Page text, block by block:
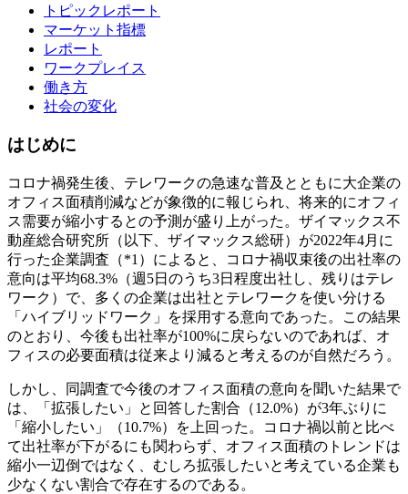
トピックレポート
マーケット指標
レポート
ワークプレイス
働き方
社会の変化
はじめに
コロナ禍発生後、テレワークの急速な普及とともに大企業の
オフィス面積削減などが象徴的に報じられ、将来的にオフィ
ス需要が縮小するとの予測が盛り上がった。ザイマックス不
動産総合研究所（以下、ザイマックス総研）が2022年4月に
行った企業調査（*1）によると、コロナ禍収束後の出社率の
意向は平均68.3%（週5日のうち3日程度出社し、残りはテレ
ワーク）で、多くの企業は出社とテレワークを使い分ける
「ハイブリッドワーク」を採用する意向であった。この結果
のとおり、今後も出社率が100%に戻らないのであれば、オ
フィスの必要面積は従来より減ると考えるのが自然だろう。
しかし、同調査で今後のオフィス面積の意向を聞いた結果で
は、「拡張したい」と回答した割合（12.0%）が3年ぶりに
「縮小したい」（10.7%）を上回った。コロナ禍以前と比べ
て出社率が下がるにも関わらず、オフィス面積のトレンドは
縮小一辺倒ではなく、むしろ拡張したいと考えている企業も
少なくない割合で存在するのである。